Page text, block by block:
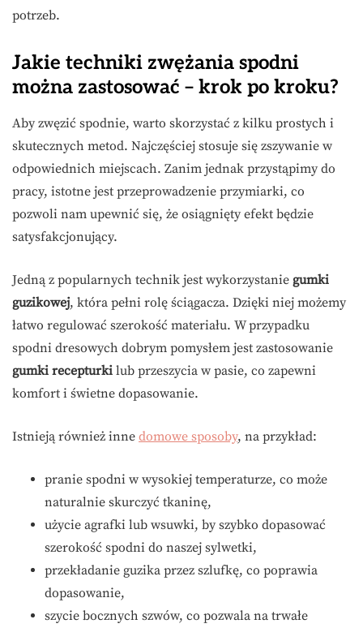
potrzeb.
Jakie techniki zwężania spodni
można zastosować – krok po kroku?
Aby zwęzić spodnie, warto skorzystać z kilku prostych i
skutecznych metod. Najczęściej stosuje się zszywanie w
odpowiednich miejscach. Zanim jednak przystąpimy do
pracy, istotne jest przeprowadzenie przymiarki, co
pozwoli nam upewnić się, że osiągnięty efekt będzie
satysfakcjonujący.
Jedną z popularnych technik jest wykorzystanie gumki
guzikowej, która pełni rolę ściągacza. Dzięki niej możemy
łatwo regulować szerokość materiału. W przypadku
spodni dresowych dobrym pomysłem jest zastosowanie
gumki recepturki lub przeszycia w pasie, co zapewni
komfort i świetne dopasowanie.
Istnieją również inne domowe sposoby, na przykład:
pranie spodni w wysokiej temperaturze, co może
naturalnie skurczyć tkaninę,
użycie agrafki lub wsuwki, by szybko dopasować
szerokość spodni do naszej sylwetki,
przekładanie guzika przez szlufkę, co poprawia
dopasowanie,
szycie bocznych szwów, co pozwala na trwałe